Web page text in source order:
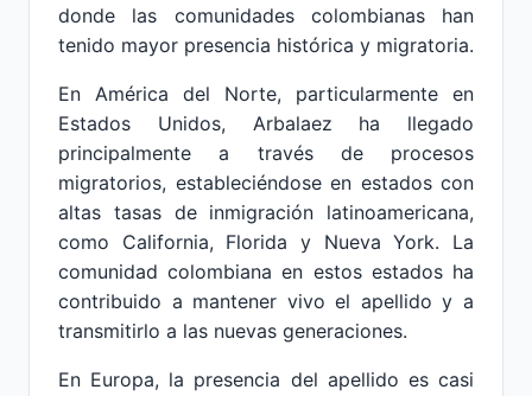
donde las comunidades colombianas han
tenido mayor presencia histórica y migratoria.
En América del Norte, particularmente en
Estados Unidos, Arbalaez ha llegado
principalmente a través de procesos
migratorios, estableciéndose en estados con
altas tasas de inmigración latinoamericana,
como California, Florida y Nueva York. La
comunidad colombiana en estos estados ha
contribuido a mantener vivo el apellido y a
transmitirlo a las nuevas generaciones.
En Europa, la presencia del apellido es casi